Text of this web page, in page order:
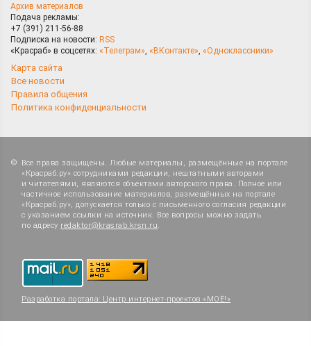
Архив материалов
Подача рекламы:
+7 (391) 211-56-88
Подписка на новости: RSS
«Красраб» в соцсетях: «Телеграм» «ВКонтакте» «Одноклассники»
Карта сайта
Все новости
Правила общения
Политика конфиденциальности
Все права защищены. Любые материалы, размещённые на портале
«Красраб.ру» сотрудниками редакции, нештатными авторами
и читателями, являются объектами авторского права. Полное или
частичное использование материалов, размещённых на портале
«Красраб.ру», допускается только с письменного согласия редакции
с указанием ссылки на источник. Все вопросы можно задать
по адресу redaktor@krasrab.krsn.ru.
Разработка портала: Центр интернет-проектов «МОЁ!»